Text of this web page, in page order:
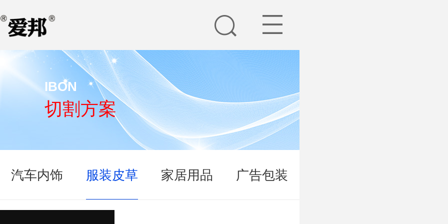
IBON
切割方案
汽车内饰 服装皮草 家居用品 广告包装